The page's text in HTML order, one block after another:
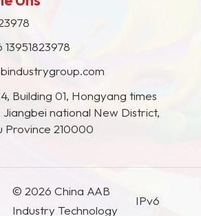
geworden.
13951823978
Building 01, Hongyang times
Jiangbei national New District,
Province 210000
© 2026 China AAB
Industry Technology
IPv6